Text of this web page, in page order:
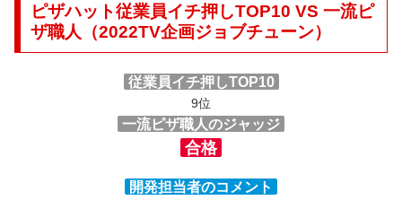
ピザハット従業員イチ押しTOP10 VS 一流ピ
ザ職人（2022TV企画ジョブチューン）
従業員イチ押しTOP10
9位
一流ピザ職人のジャッジ
合格
開発担当者のコメント